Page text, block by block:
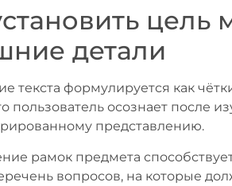
цель
детали
текста формулируется как
пользователь осознает после
представлению.
рамок предмета
вопросов, на которые